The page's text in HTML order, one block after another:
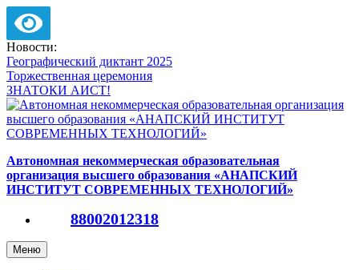
Перейти
к
содержимому
Новости:
Географический диктант 2025
Торжественная церемония
ЗНАТОКИ АИСТ!
Автономная некоммерческая образовательная
организация высшего образования «АНАПСКИЙ
ИНСТИТУТ СОВРЕМЕННЫХ ТЕХНОЛОГИЙ»
88002012318
Меню